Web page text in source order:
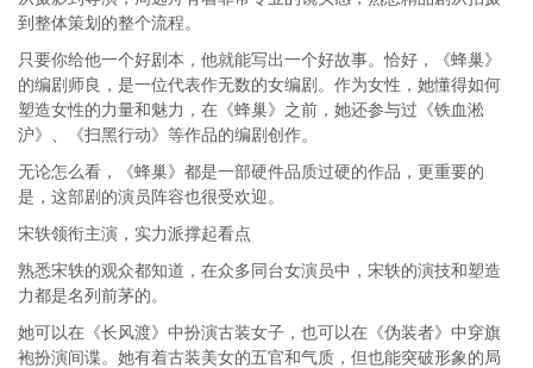
到整体策划的整个流程。
只要你给他一个好剧本，他就能写出一个好故事。恰好，《蜂巢》
的编剧师良，是一位代表作无数的女编剧。作为女性，她懂得如何
塑造女性的力量和魅力，在《蜂巢》之前，她还参与过《铁血淞
沪》、《扫黑行动》等作品的编剧创作。
无论怎么看，《蜂巢》都是一部硬件品质过硬的作品，更重要的
是，这部剧的演员阵容也很受欢迎。
宋轶领衔主演，实力派撑起看点
熟悉宋轶的观众都知道，在众多同台女演员中，宋轶的演技和塑造
力都是名列前茅的。
她可以在《长风渡》中扮演古装女子，也可以在《伪装者》中穿旗
袍扮演间谍。她有着古装美女的五官和气质，但也能突破形象的局